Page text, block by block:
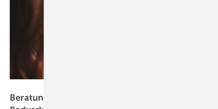
Beratung digital: Die virtuelle Ausstellung im